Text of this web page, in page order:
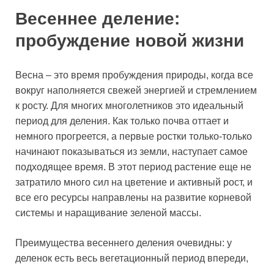
Весеннее деление:
пробуждение новой жизни
Весна – это время пробуждения природы, когда все
вокруг наполняется свежей энергией и стремлением
к росту. Для многих многолетников это идеальный
период для деления. Как только почва оттает и
немного прогреется, а первые ростки только-только
начинают показываться из земли, наступает самое
подходящее время. В этот период растение еще не
затратило много сил на цветение и активный рост, и
все его ресурсы направлены на развитие корневой
системы и наращивание зеленой массы.
Преимущества весеннего деления очевидны: у
деленок есть весь вегетационный период впереди,